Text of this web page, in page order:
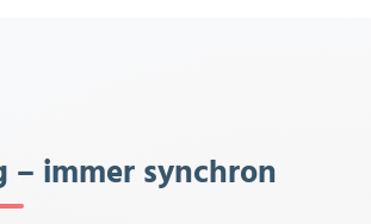
immer synchron